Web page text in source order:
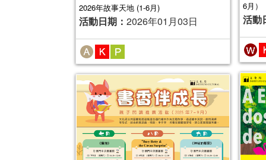
6月）
活動
2026年故事天地 (1-6月)
活動日期： 2026年01月03日